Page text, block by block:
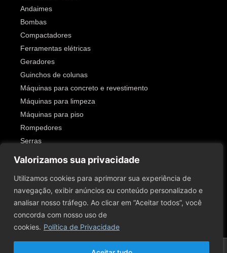
Valorizamos sua privacidade
Utilizamos cookies para aprimorar sua experiência de
navegação, exibir anúncios ou conteúdo personalizado e
analisar nosso tráfego. Ao clicar em “Aceitar todos”, você
concorda com nosso uso de
cookies. Política de Privacidade
Andaimes
Bombas
Compactadores
Ferramentas elétricas
Geradores
Guinchos de colunas
Máquinas para concreto e revestimento
Máquinas para limpeza
Máquinas para piso
Rompedores
Serras
SIGA-NOS!